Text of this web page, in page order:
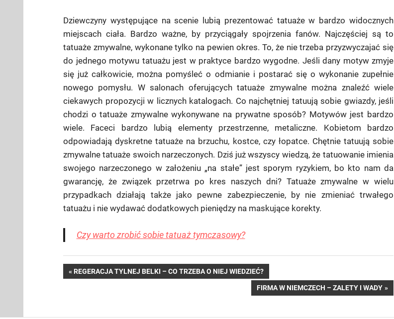
Dziewczyny występujące na scenie lubią prezentować tatuaże w bardzo widocznych
miejscach ciała. Bardzo ważne, by przyciągały spojrzenia fanów. Najczęściej są to
tatuaże zmywalne, wykonane tylko na pewien okres. To, że nie trzeba przyzwyczajać się
do jednego motywu tatuażu jest w praktyce bardzo wygodne. Jeśli dany motyw zmyje
się już całkowicie, można pomyśleć o odmianie i postarać się o wykonanie zupełnie
nowego pomysłu. W salonach oferujących tatuaże zmywalne można znaleźć wiele
ciekawych propozycji w licznych katalogach. Co najchętniej tatuują sobie gwiazdy, jeśli
chodzi o tatuaże zmywalne wykonywane na prywatne sposób? Motywów jest bardzo
wiele. Faceci bardzo lubią elementy przestrzenne, metaliczne. Kobietom bardzo
odpowiadają dyskretne tatuaże na brzuchu, kostce, czy łopatce. Chętnie tatuują sobie
zmywalne tatuaże swoich narzeczonych. Dziś już wszyscy wiedzą, że tatuowanie imienia
swojego narzeczonego w założeniu „na stałe” jest sporym ryzykiem, bo kto nam da
gwarancję, że związek przetrwa po kres naszych dni? Tatuaże zmywalne w wielu
przypadkach działają także jako pewne zabezpieczenie, by nie zmieniać trwałego
tatuażu i nie wydawać dodatkowych pieniędzy na maskujące korekty.
Czy warto zrobić sobie tatuaż tymczasowy?
Nawigacja
PREVIOUS
REGERACJA TYLNEJ BELKI – CO TRZEBA O NIEJ WIEDZIEĆ?
NEXT
POST:
FIRMA W NIEMCZECH – ZALETY I WADY